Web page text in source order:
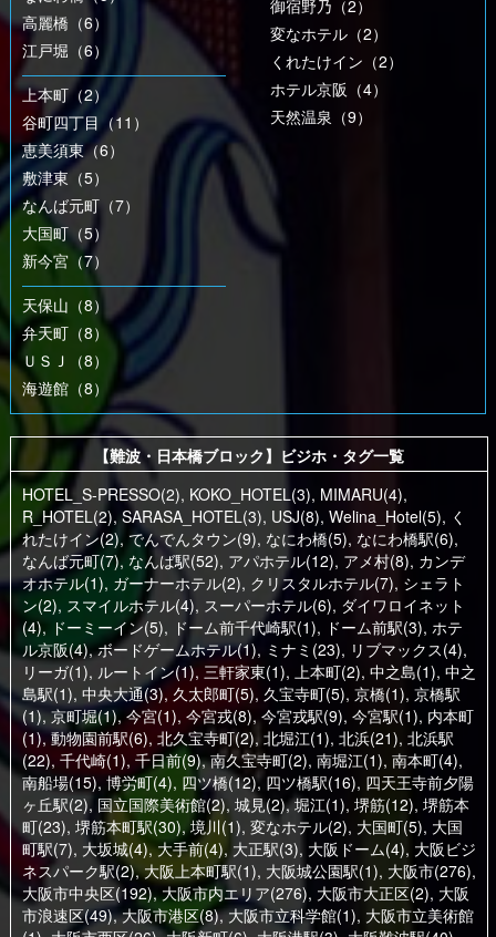
高麗橋（6）
江戸堀（6）
上本町（2）
谷町四丁目（11）
恵美須東（6）
敷津東（5）
なんば元町（7）
大国町（5）
新今宮（7）
天保山（8）
弁天町（8）
ＵＳＪ（8）
海遊館（8）
御宿野乃（2）
変なホテル（2）
くれたけイン（2）
ホテル京阪（4）
天然温泉（9）
【難波・日本橋ブロック】ビジホ・タグ一覧
HOTEL_S-PRESSO(2), KOKO_HOTEL(3), MIMARU(4),
R_HOTEL(2),SARASA_HOTEL(3), USJ(8), Welina_Hotel(5), く
れたけイン(2), でんでんタウン(9), なにわ橋(5), なにわ橋駅(6),
なんば元町(7), なんば駅(52), アパホテル(12), アメ村(8), カンデ
オホテル(1), ガーナーホテル(2), クリスタルホテル(7), シェラト
ン(2), スマイルホテル(4), スーパーホテル(6), ダイワロイネット
(4), ドーミーイン(5), ドーム前千代崎駅(1), ドーム前駅(3), ホテ
ル京阪(4),ボードゲームホテル(1), ミナミ(23), リブマックス(4),
リーガ(1), ルートイン(1), 三軒家東(1), 上本町(2), 中之島(1), 中之
島駅(1), 中央大通(3), 久太郎町(5), 久宝寺町(5), 京橋(1), 京橋駅
(1),京町堀(1), 今宮(1), 今宮戎(8), 今宮戎駅(9), 今宮駅(1), 内本町
(1),動物園前駅(6), 北久宝寺町(2), 北堀江(1), 北浜(21), 北浜駅
(22), 千代崎(1), 千日前(9),南久宝寺町(2), 南堀江(1), 南本町(4),
南船場(15), 博労町(4), 四ツ橋(12), 四ツ橋駅(16), 四天王寺前夕陽
ヶ丘駅(2), 国立国際美術館(2), 城見(2),堀江(1), 堺筋(12), 堺筋本
町(23), 堺筋本町駅(30),境川(1), 変なホテル(2), 大国町(5), 大国
町駅(7), 大坂城(4),大手前(4), 大正駅(3), 大阪ドーム(4), 大阪ビジ
ネスパーク駅(2),大阪上本町駅(1), 大阪城公園駅(1), 大阪市(276),
大阪市中央区(192),大阪市内エリア(276), 大阪市大正区(2), 大阪
市浪速区(49),大阪市港区(8),大阪市立科学館(1), 大阪市立美術館